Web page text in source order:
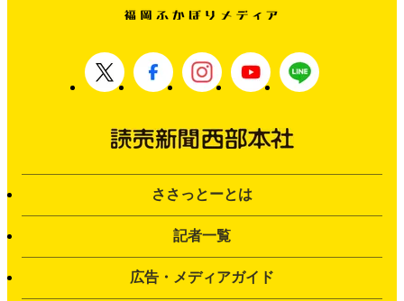
ささっとーとは
記者一覧
広告・メディアガイド